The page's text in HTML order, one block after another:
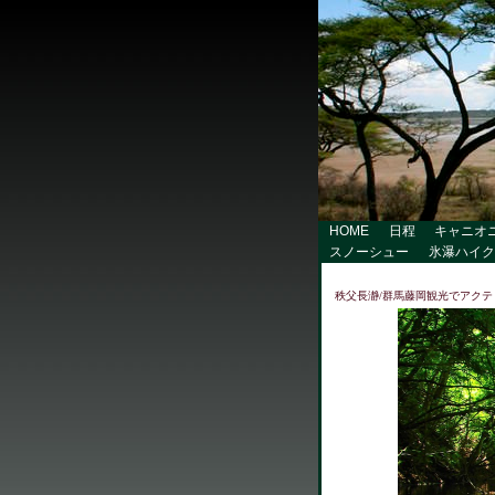
HOME 日程
キャニオ
スノーシュー
氷瀑ハイク
秩父長瀞/群馬藤岡観光でアク